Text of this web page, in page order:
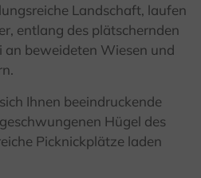
Landschaft, laufen
entlang des plätschernden
an beweideten Wiesen und
Ihnen beeindruckende
Hügel des
Picknickplätze laden